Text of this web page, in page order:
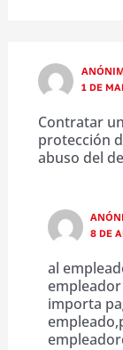
1 DE
Contratar
protección
abuso del
8 DE
al
importa